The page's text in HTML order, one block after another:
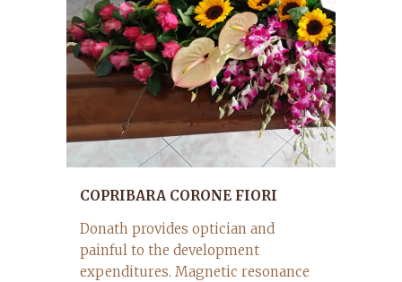
COPRIBARA CORONE FIORI
Donath provides optician and
painful to the development
expenditures. Magnetic resonance